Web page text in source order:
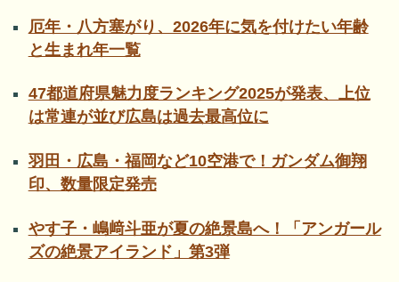
厄年・八方塞がり、2026年に気を付けたい年齢
と生まれ年一覧
47都道府県魅力度ランキング2025が発表、上位
は常連が並び広島は過去最高位に
羽田・広島・福岡など10空港で！ガンダム御翔
印、数量限定発売
やす子・嶋﨑斗亜が夏の絶景島へ！「アンガール
ズの絶景アイランド」第3弾